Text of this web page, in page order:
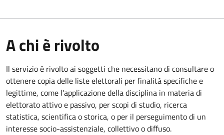
A chi è rivolto
Il servizio è rivolto ai soggetti che necessitano di consultare o
ottenere copia delle liste elettorali per finalità specifiche e
legittime, come l'applicazione della disciplina in materia di
elettorato attivo e passivo, per scopi di studio, ricerca
statistica, scientifica o storica, o per il perseguimento di un
interesse socio-assistenziale, collettivo o diffuso.